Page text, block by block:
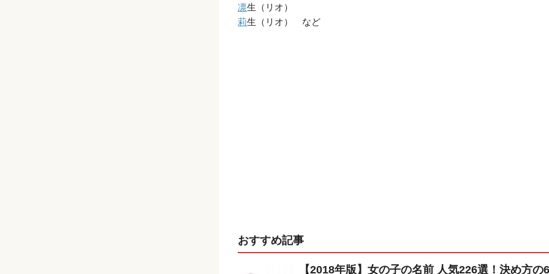
凛生（リオ）
莉生（リオ） など
おすすめ記事
【2018年版】女の子の名前 人気226選！決め方の